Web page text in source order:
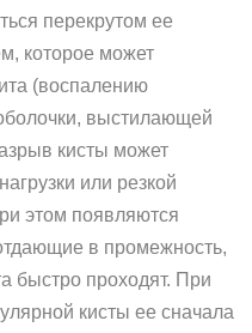
перекрутом ее
которое может
(воспалению
выстилающей
кисты может
или резкой
этом появляются
в промежность,
быстро проходят. При
кисты ее сначала